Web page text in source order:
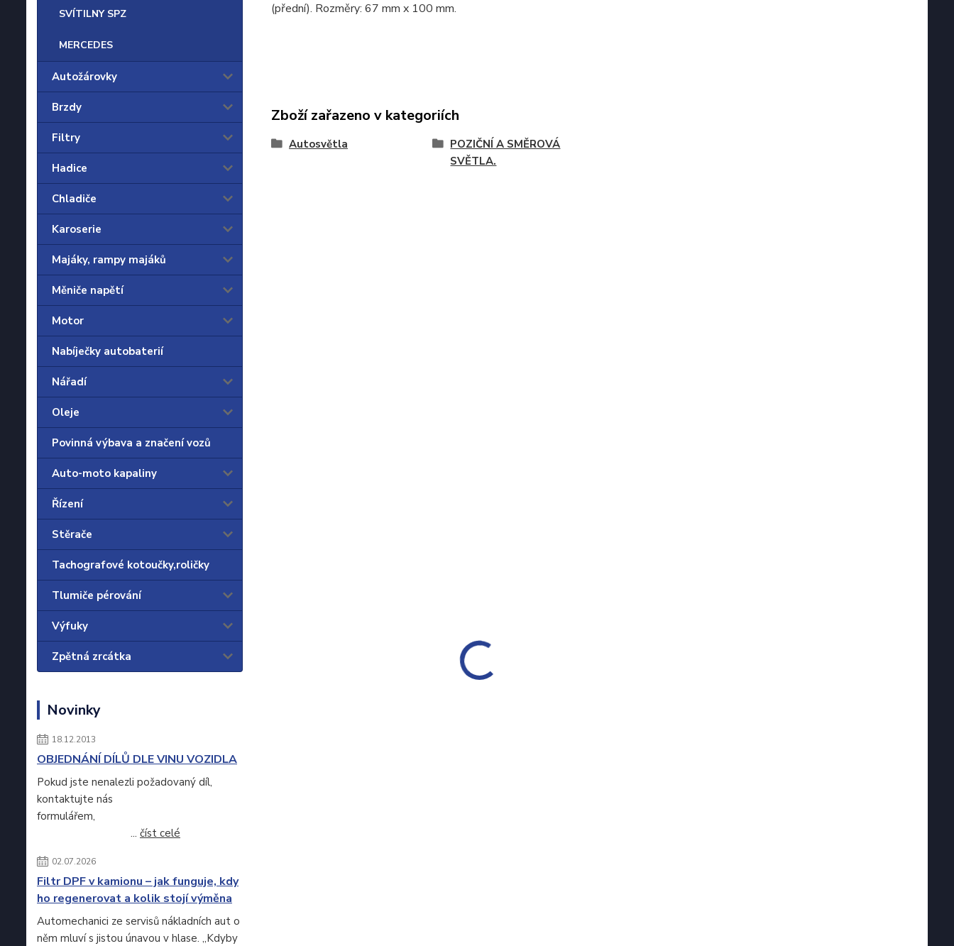
SVÍTILNY SPZ
MERCEDES
Autožárovky
Brzdy
Filtry
Hadice
Chladiče
Karoserie
Majáky, rampy majáků
Měniče napětí
Motor
Nabíječky autobaterií
Nářadí
Oleje
Povinná výbava a značení vozů
Auto-moto kapaliny
Řízení
Stěrače
Tachografové kotoučky,roličky
Tlumiče pérování
Výfuky
Zpětná zrcátka
Novinky
18.12.2013
OBJEDNÁNÍ DÍLŮ DLE VINU VOZIDLA
Pokud jste nenalezli požadovaný díl,
kontaktujte nás
formulářem,
... číst celé
02.07.2026
Filtr DPF v kamionu – jak funguje, kdy
ho regenerovat a kolik stojí výměna
Automechanici ze servisů nákladních aut o
něm mluví s jistou únavou v hlase. „Kdyby
(přední). Rozměry: 67 mm x 100 mm.
Zboží zařazeno v kategoriích
Autosvětla
POZIČNÍ A SMĚROVÁ
SVĚTLA.